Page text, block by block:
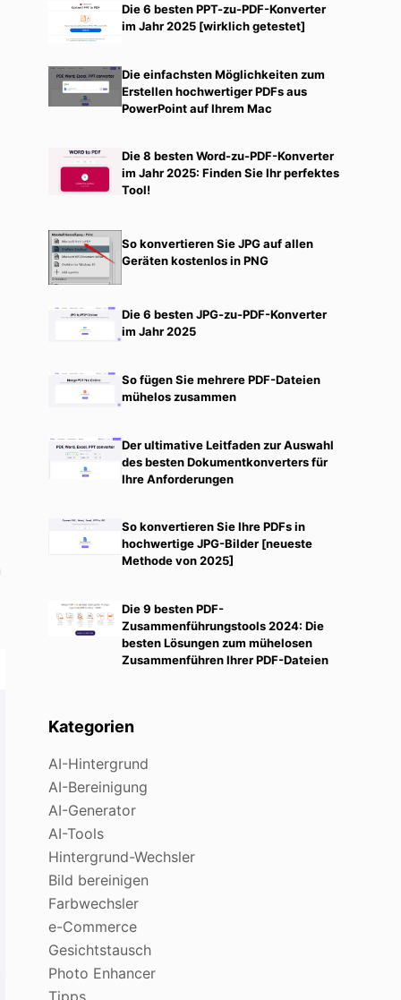
Die 6 besten PPT-zu-PDF-Konverter
im Jahr 2025 [wirklich getestet]
Die einfachsten Möglichkeiten zum
Erstellen hochwertiger PDFs aus
PowerPoint auf Ihrem Mac
Die 8 besten Word-zu-PDF-Konverter
im Jahr 2025: Finden Sie Ihr perfektes
Tool!
So konvertieren Sie JPG auf allen
Geräten kostenlos in PNG
Die 6 besten JPG-zu-PDF-Konverter
im Jahr 2025
So fügen Sie mehrere PDF-Dateien
mühelos zusammen
Der ultimative Leitfaden zur Auswahl
des besten Dokumentkonverters für
Ihre Anforderungen
So konvertieren Sie Ihre PDFs in
hochwertige JPG-Bilder [neueste
Methode von 2025]
Die 9 besten PDF-
Zusammenführungstools 2024: Die
besten Lösungen zum mühelosen
Zusammenführen Ihrer PDF-Dateien
Kategorien
AI-Hintergrund
AI-Bereinigung
AI-Generator
AI-Tools
Hintergrund-Wechsler
Bild bereinigen
Farbwechsler
e-Commerce
Gesichtstausch
Photo Enhancer
Tipps